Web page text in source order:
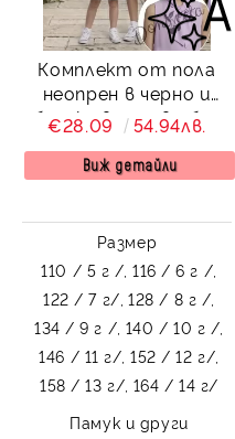
Комплект от пола
неопрен в черно и
блузка в лилаво без
ръкав с панделка
€28.09 54.94лв.
Виж детайли
Размер
110 / 5 г /, 116 / 6 г /,
122 / 7 г/, 128 / 8 г /,
134 / 9 г /, 140 / 10 г /,
146 / 11 г/, 152 / 12 г/,
158 / 13 г/, 164 / 14 г/
Памук и други